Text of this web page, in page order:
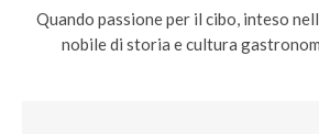
Quando passione per il cibo, inteso
nobile di storia e cultura